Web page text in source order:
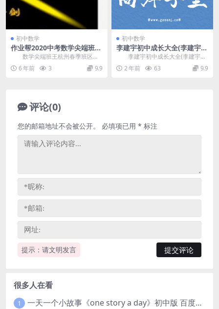
初中数学
作业帮2020中考数学尖端班王
杭州春季班区（高清视频）
数学尖端班王杭州春季班区目
录（01-07的视频画面是倒着的，播
放时可以设置旋...
6 年前 3 9.9
初中数学
李建宇初中成长大全(李建宇初
中数学全体系课) 百度网盘分
享
李建宇初中成长大全(李建宇初
中数学全体系课)，包含：有理数、
整式的加减、一元...
2 年前 63 9.9
评论(0)
提示：请文明发言
您的邮箱地址不会被公开。 必填项已用 * 标注
很多人在看
1 一天一个小故事《one story a day》初中版 百度网盘分享下载